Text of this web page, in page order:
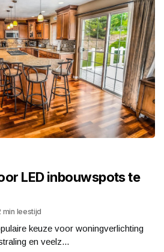
LED inbouwspots te
min leestijd
keuze voor woningverlichting
en veelz...